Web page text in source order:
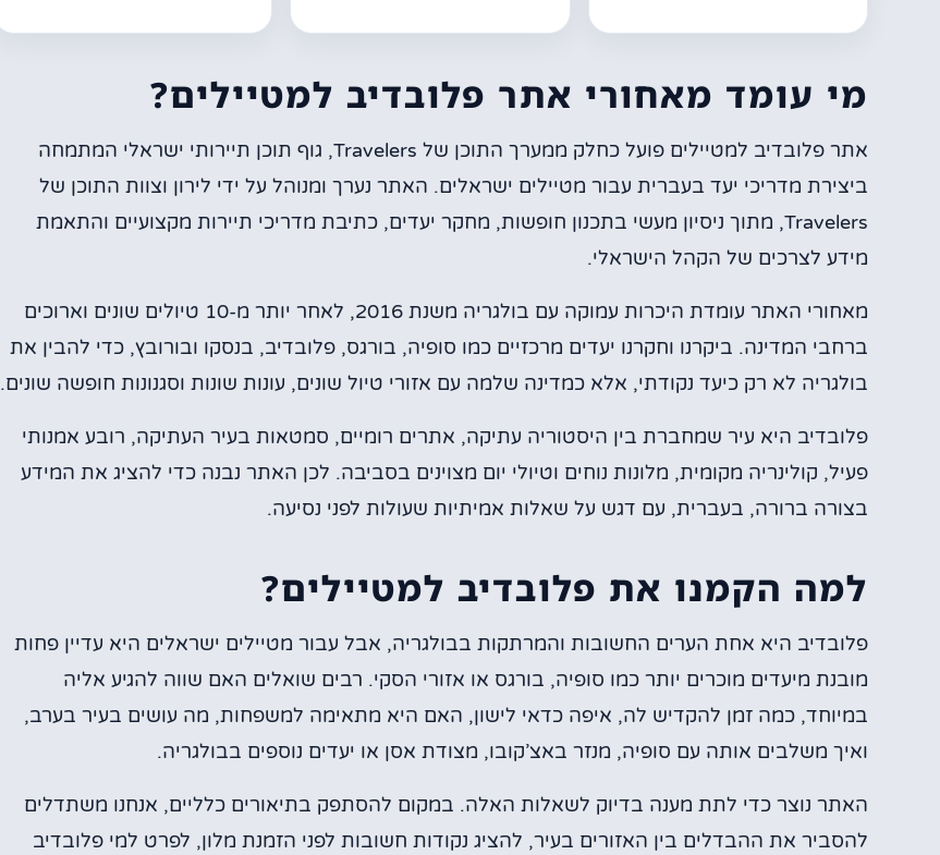
מי עומד מאחורי אתר פלובדיב למטיילים?
אתר פלובדיב למטיילים פועל כחלק ממערך התוכן של Travelers, גוף תוכן תיירותי ישראלי המתמחה
ביצירת מדריכי יעד בעברית עבור מטיילים ישראלים. האתר נערך ומנוהל על ידי לירון וצוות התוכן של
Travelers, מתוך ניסיון מעשי בתכנון חופשות, מחקר יעדים, כתיבת מדריכי תיירות מקצועיים והתאמת
מידע לצרכים של הקהל הישראלי.
מאחורי האתר עומדת היכרות עמוקה עם בולגריה משנת 2016, לאחר יותר מ-10 טיולים שונים וארוכים
ברחבי המדינה. ביקרנו וחקרנו יעדים מרכזיים כמו סופיה, בורגס, פלובדיב, בנסקו ובורובץ, כדי להבין את
בולגריה לא רק כיעד נקודתי, אלא כמדינה שלמה עם אזורי טיול שונים, עונות שונות וסגנונות חופשה שונים.
פלובדיב היא עיר שמחברת בין היסטוריה עתיקה, אתרים רומיים, סמטאות בעיר העתיקה, רובע אמנותי
פעיל, קולינריה מקומית, מלונות נוחים וטיולי יום מצוינים בסביבה. לכן האתר נבנה כדי להציג את המידע
בצורה ברורה, בעברית, עם דגש על שאלות אמיתיות שעולות לפני נסיעה.
למה הקמנו את פלובדיב למטיילים?
פלובדיב היא אחת הערים החשובות והמרתקות בבולגריה, אבל עבור מטיילים ישראלים היא עדיין פחות
מובנת מיעדים מוכרים יותר כמו סופיה, בורגס או אזורי הסקי. רבים שואלים האם שווה להגיע אליה
במיוחד, כמה זמן להקדיש לה, איפה כדאי לישון, האם היא מתאימה למשפחות, מה עושים בעיר בערב,
ואיך משלבים אותה עם סופיה, מנזר באצ’קובו, מצודת אסן או יעדים נוספים בבולגריה.
האתר נוצר כדי לתת מענה בדיוק לשאלות האלה. במקום להסתפק בתיאורים כלליים, אנחנו משתדלים
להסביר את ההבדלים בין האזורים בעיר, להציג נקודות חשובות לפני הזמנת מלון, לפרט למי פלובדיב